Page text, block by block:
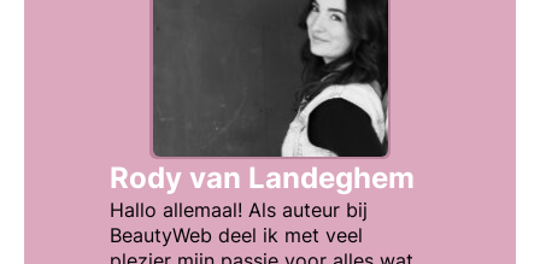
Rody van Landeghem
Hallo allemaal! Als auteur bij
BeautyWeb deel ik met veel